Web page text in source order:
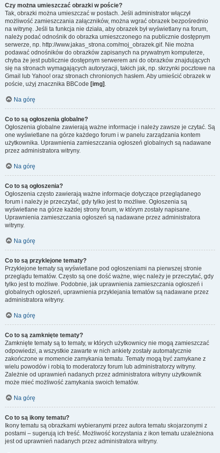
Czy można umieszczać obrazki w poście?
Tak, obrazki można umieszczać w postach. Jeśli administrator włączył
możliwość zamieszczania załączników, można wgrać obrazek bezpośrednio
na witrynę. Jeśli ta funkcja nie działa, aby obrazek był wyświetlany na forum,
należy podać odnośnik do obrazka umieszczonego na publicznie dostępnym
serwerze, np. http://www.jakas_strona.com/moj_obrazek.gif. Nie można
podawać odnośników do obrazków zapisanych na prywatnym komputerze,
chyba że jest publicznie dostępnym serwerem ani do obrazków znajdujących
się na stronach wymagających autoryzacji, takich jak, np. skrzynki pocztowe na
Gmail lub Yahoo! oraz stronach chronionych hasłem. Aby umieścić obrazek w
poście, użyj znacznika BBCode [img] .
Na górę
Co to są ogłoszenia globalne?
Ogłoszenia globalne zawierają ważne informacje i należy zawsze je czytać. Są
one wyświetlane na górze każdego forum i w panelu zarządzania kontem
użytkownika. Uprawnienia zamieszczania ogłoszeń globalnych są nadawane
przez administratora witryny.
Na górę
Co to są ogłoszenia?
Ogłoszenia często zawierają ważne informacje dotyczące przeglądanego
forum i należy je przeczytać, gdy tylko jest to możliwe. Ogłoszenia są
wyświetlane na górze każdej strony forum, w którym zostały napisane.
Uprawnienia zamieszczania ogłoszeń są nadawane przez administratora
witryny.
Na górę
Co to są przyklejone tematy?
Przyklejone tematy są wyświetlane pod ogłoszeniami na pierwszej stronie
przeglądu tematów. Często są one dość ważne, więc należy je przeczytać, gdy
tylko jest to możliwe. Podobnie, jak uprawnienia zamieszczania ogłoszeń i
globalnych ogłoszeń, uprawnienia przyklejania tematów są nadawane przez
administratora witryny.
Na górę
Co to są zamknięte tematy?
Zamknięte tematy są to tematy, w których użytkownicy nie mogą zamieszczać
odpowiedzi, a wszystkie zawarte w nich ankiety zostały automatycznie
zakończone w momencie zamykania tematu. Tematy mogą być zamykane z
wielu powodów i robią to moderatorzy forum lub administratorzy witryny.
Zależnie od uprawnień nadanych przez administratora witryny użytkownik
może mieć możliwość zamykania swoich tematów.
Na górę
Co to są ikony tematu?
Ikony tematu są obrazkami wybieranymi przez autora tematu skojarzonymi z
postami – sugerują ich treść. Możliwość korzystania z ikon tematu uzależniona
jest od uprawnień nadanych przez administratora witryny.